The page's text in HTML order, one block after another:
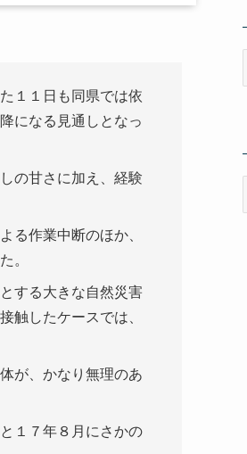
１１日も同県では依
になる見通しとなっ
の甘さに加え、経験
る作業中断のほか、
。
する大きな自然災害
触したケースでは、
が、かなり無理のあ
１７年８月にさかの